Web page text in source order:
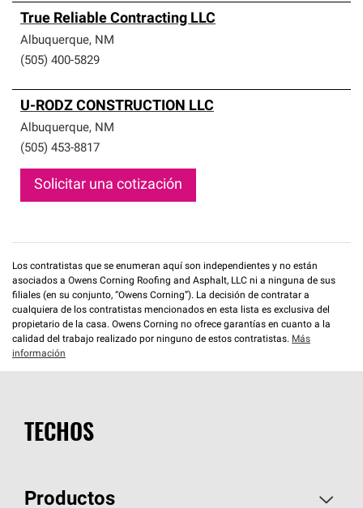
True Reliable Contracting LLC
Albuquerque, NM
(505) 400-5829
U-RODZ CONSTRUCTION LLC
Albuquerque, NM
(505) 453-8817
Solicitar una cotización
Los contratistas que se enumeran aquí son independientes y no están
asociados a Owens Corning Roofing and Asphalt, LLC ni a ninguna de sus
filiales (en su conjunto, “Owens Corning”). La decisión de contratar a
cualquiera de los contratistas mencionados en esta lista es exclusiva del
propietario de la casa. Owens Corning no ofrece garantías en cuanto a la
calidad del trabajo realizado por ninguno de estos contratistas. Más
información
TECHOS
Productos